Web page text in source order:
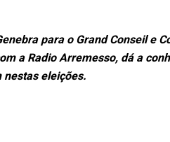
para o Grand Conseil e
a Radio Arremesso, dá a
eleições.